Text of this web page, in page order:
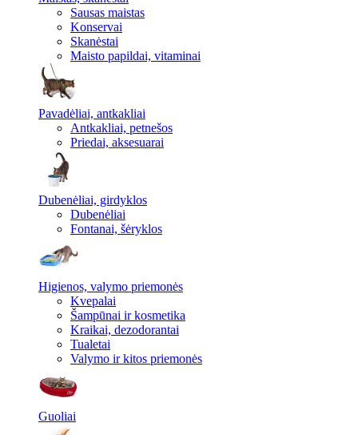
Sausas maistas
Konservai
Skanėstai
Maisto papildai, vitaminai
Pavadėliai, antkakliai
Antkakliai, petnešos
Priedai, aksesuarai
Dubenėliai, girdyklos
Dubenėliai
Fontanai, šėryklos
Higienos, valymo priemonės
Kvepalai
Šampūnai ir kosmetika
Kraikai, dezodorantai
Tualetai
Valymo ir kitos priemonės
Guoliai